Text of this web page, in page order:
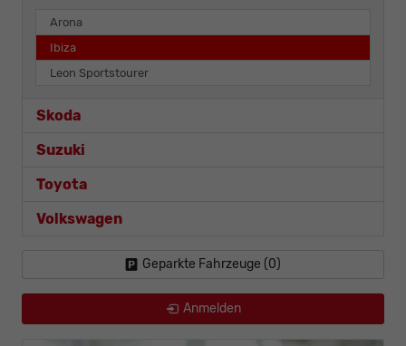
Arona
Ibiza
Leon Sportstourer
Skoda
Suzuki
Toyota
Volkswagen
Geparkte Fahrzeuge (0)
Anmelden